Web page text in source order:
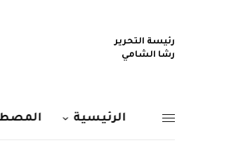
رئيسة التحرير
رشا الشامي
الرئيسية